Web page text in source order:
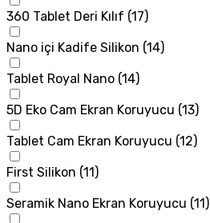
360 Tablet Deri Kılıf (17)
Nano içi Kadife Silikon (14)
Tablet Royal Nano (14)
5D Eko Cam Ekran Koruyucu (13)
Tablet Cam Ekran Koruyucu (12)
First Silikon (11)
Seramik Nano Ekran Koruyucu (11)